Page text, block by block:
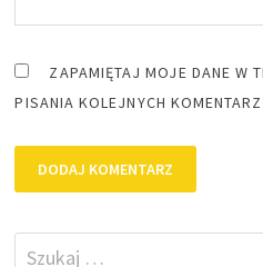
ZAPAMIĘTAJ MOJE DANE W
PISANIA KOLEJNYCH
Szukaj: